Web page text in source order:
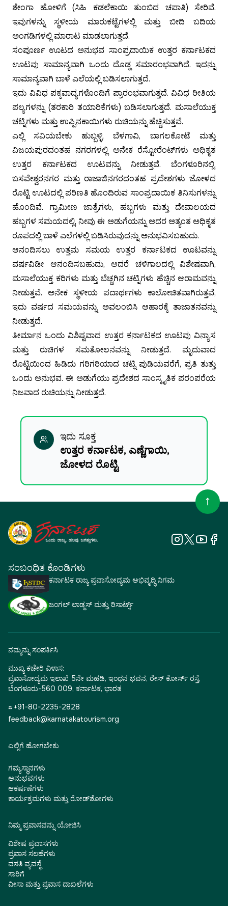
ಶೇಂಗಾ ಹೋಳಿಗೆ (ಸಿಹಿ ಕಡಲೆಕಾಯಿ ತುಂಬಿದ ಚಪಾತಿ) ಸೇರಿವೆ.
ಇವುಗಳನ್ನು ಸ್ಥಳೀಯ ಮಾರುಕಟ್ಟೆಗಳಲ್ಲಿ ಮತ್ತು ಬೀದಿ ಬದಿಯ
ಅಂಗಡಿಗಳಲ್ಲಿ ಮಾರಾಟ ಮಾಡಲಾಗುತ್ತದೆ.
ಸಂಪೂರ್ಣ ಊಟದ ಅನುಭವ ಸಾಂಪ್ರದಾಯಿಕ ಉತ್ತರ ಕರ್ನಾಟಕದ
ಊಟವು ಸಾಮಾನ್ಯವಾಗಿ ಒಂದು ದೊಡ್ಡ ಸಮಾರಂಭವಾಗಿದೆ. ಇದನ್ನು
ಸಾಮಾನ್ಯವಾಗಿ ಬಾಳೆ ಎಲೆಯಲ್ಲಿ ಬಡಿಸಲಾಗುತ್ತದೆ.
ಇದು ವಿವಿಧ ಪಕ್ಕವಾದ್ಯಗಳೊಂದಿಗೆ ಪ್ರಾರಂಭವಾಗುತ್ತದೆ. ವಿವಿಧ ರೀತಿಯ
ಪಲ್ಯಗಳನ್ನು (ತರಕಾರಿ ತಯಾರಿಕೆಗಳು) ಬಡಿಸಲಾಗುತ್ತದೆ. ಮಸಾಲೆಯುಕ್ತ
ಚಟ್ನಿಗಳು ಮತ್ತು ಉಪ್ಪಿನಕಾಯಿಗಳು ರುಚಿಯನ್ನು ಹೆಚ್ಚಿಸುತ್ತವೆ.
ಎಲ್ಲಿ ಸವಿಯಬೇಕು ಹುಬ್ಬಳ್ಳಿ, ಬೆಳಗಾವಿ, ಬಾಗಲಕೋಟೆ ಮತ್ತು
ವಿಜಯಪುರದಂತಹ ನಗರಗಳಲ್ಲಿ ಅನೇಕ ರೆಸ್ಟೋರೆಂಟ್‌ಗಳು ಅಧಿಕೃತ
ಉತ್ತರ ಕರ್ನಾಟಕದ ಊಟವನ್ನು ನೀಡುತ್ತವೆ. ಬೆಂಗಳೂರಿನಲ್ಲಿ,
ಬಸವೇಶ್ವರನಗರ ಮತ್ತು ರಾಜಾಜಿನಗರದಂತಹ ಪ್ರದೇಶಗಳು ಜೋಳದ
ರೊಟ್ಟಿ ಊಟದಲ್ಲಿ ಪರಿಣತಿ ಹೊಂದಿರುವ ಸಾಂಪ್ರದಾಯಿಕ ತಿನಿಸುಗಳನ್ನು
ಹೊಂದಿವೆ. ಗ್ರಾಮೀಣ ಜಾತ್ರೆಗಳು, ಹಬ್ಬಗಳು ಮತ್ತು ದೇವಾಲಯದ
ಹಬ್ಬಗಳ ಸಮಯದಲ್ಲಿ, ನೀವು ಈ ಅಡುಗೆಯನ್ನು ಅದರ ಅತ್ಯಂತ ಅಧಿಕೃತ
ರೂಪದಲ್ಲಿ ಬಾಳೆ ಎಲೆಗಳಲ್ಲಿ ಬಡಿಸಿರುವುದನ್ನು ಅನುಭವಿಸಬಹುದು.
ಆನಂದಿಸಲು ಉತ್ತಮ ಸಮಯ ಉತ್ತರ ಕರ್ನಾಟಕದ ಊಟವನ್ನು
ವರ್ಷವಿಡೀ ಆನಂದಿಸಬಹುದು, ಆದರೆ ಚಳಿಗಾಲದಲ್ಲಿ ವಿಶೇಷವಾಗಿ,
ಮಸಾಲೆಯುಕ್ತ ಕರಿಗಳು ಮತ್ತು ಬೆಚ್ಚಗಿನ ಚಟ್ನಿಗಳು ಹೆಚ್ಚಿನ ಆರಾಮವನ್ನು
ನೀಡುತ್ತವೆ. ಅನೇಕ ಸ್ಥಳೀಯ ಪದಾರ್ಥಗಳು ಕಾಲೋಚಿತವಾಗಿರುತ್ತವೆ,
ಇದು ವರ್ಷದ ಸಮಯವನ್ನು ಅವಲಂಬಿಸಿ ಆಹಾರಕ್ಕೆ ತಾಜಾತನವನ್ನು
ನೀಡುತ್ತದೆ.
ತೀರ್ಮಾನ ಒಂದು ವಿಶಿಷ್ಟವಾದ ಉತ್ತರ ಕರ್ನಾಟಕದ ಊಟವು ವಿನ್ಯಾಸ
ಮತ್ತು ರುಚಿಗಳ ಸಮತೋಲನವನ್ನು ನೀಡುತ್ತದೆ. ಮೃದುವಾದ
ರೊಟ್ಟಿಯಿಂದ ಹಿಡಿದು ಗರಿಗರಿಯಾದ ಚಟ್ನಿ ಪುಡಿಯವರೆಗೆ, ಪ್ರತಿ ತುತ್ತು
ಒಂದು ಅನುಭವ. ಈ ಅಡುಗೆಯು ಪ್ರದೇಶದ ಸಾಂಸ್ಕೃತಿಕ ಪರಂಪರೆಯ
ನಿಜವಾದ ರುಚಿಯನ್ನು ನೀಡುತ್ತದೆ.
ಇದು ಸೂಕ್ತ
ಉತ್ತರ ಕರ್ನಾಟಕ, ಎಣ್ಣೆಗಾಯಿ,
ಜೋಳದ ರೊಟ್ಟಿ
ಸಂಬಂಧಿತ ಕೊಂಡಿಗಳು
ಕರ್ನಾಟಕ ರಾಜ್ಯ ಪ್ರವಾಸೋದ್ಯಮ ಅಭಿವೃದ್ಧಿ ನಿಗಮ
ಜಂಗಲ್ ಲಾಡ್ಜಸ್ ಮತ್ತು ರಿಸಾರ್ಟ್ಸ್
ನಮ್ಮನ್ನು ಸಂಪರ್ಕಿಸಿ
ಮುಖ್ಯ ಕಚೇರಿ ವಿಳಾಸ:
ಪ್ರವಾಸೋದ್ಯಮ ಇಲಾಖೆ 5ನೇ ಮಹಡಿ, ಇಂಧನ ಭವನ, ರೇಸ್ ಕೋರ್ಸ್ ರಸ್ತೆ,
ಬೆಂಗಳೂರು-560 009, ಕರ್ನಾಟಕ, ಭಾರತ
☎ +91-80-2235-2828
feedback@karnatakatourism.org
ಎಲ್ಲಿಗೆ ಹೋಗಬೇಕು
ಗಮ್ಯಸ್ಥಾನಗಳು
ಅನುಭವಗಳು
ಆಕರ್ಷಣೆಗಳು
ಕಾರ್ಯಕ್ರಮಗಳು ಮತ್ತು ರೋಡ್‌ಶೋಗಳು
ನಿಮ್ಮ ಪ್ರವಾಸವನ್ನು ಯೋಜಿಸಿ
ವಿಶೇಷ ಪ್ರವಾಸಗಳು
ಪ್ರವಾಸ ಸಲಹೆಗಳು
ವಸತಿ ವ್ಯವಸ್ಥೆ
ಸಾರಿಗೆ
ವೀಸಾ ಮತ್ತು ಪ್ರವಾಸ ದಾಖಲೆಗಳು